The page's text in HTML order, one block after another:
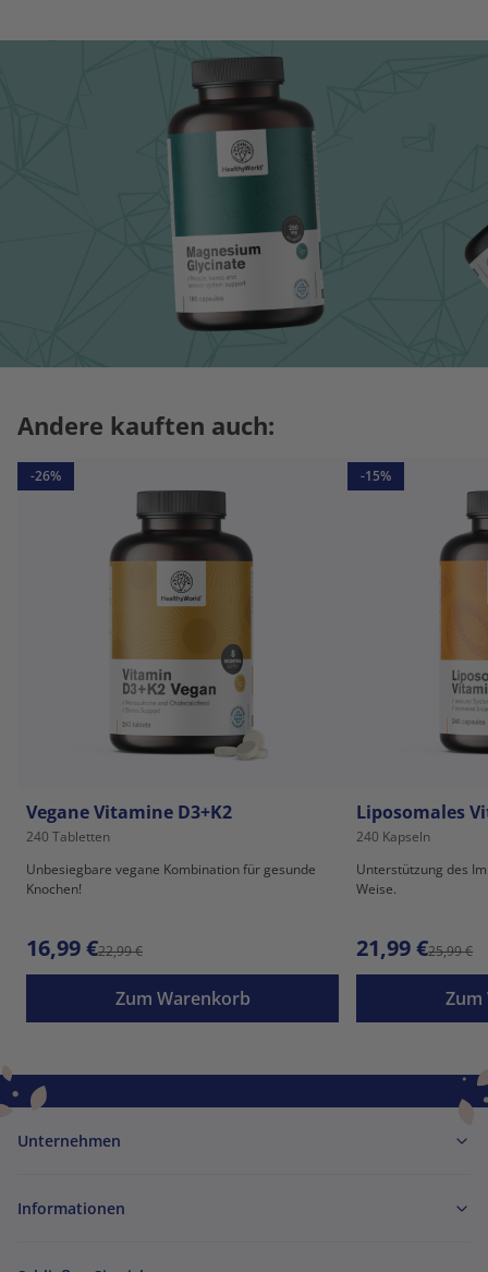
Andere kauften auch:
-26%
Vegane Vitamine D3+K2
240 Tabletten
Unbesiegbare vegane Kombination für gesunde
Knochen!
16,99 €22,99 €
Zum Warenkorb
-15%
Liposomales
240 Kapseln
Unterstützung des
Weise.
21,99 €25,99 €
Zum
Unternehmen
Informationen